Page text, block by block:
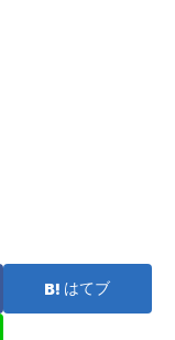
はてブ